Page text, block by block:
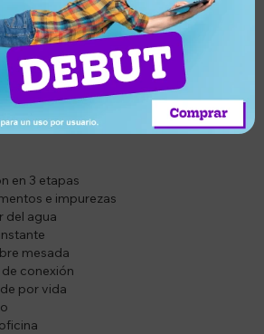
para durar toda la vida , ya que solo
periódico de la unidad filtrante, con
14.000 litros o 18 meses de uso.
aprobación ANMAT y respaldo de
de 35 años de experiencia en
de agua.
en 3 etapas
e impurezas
del agua
mesada
conexión
por vida